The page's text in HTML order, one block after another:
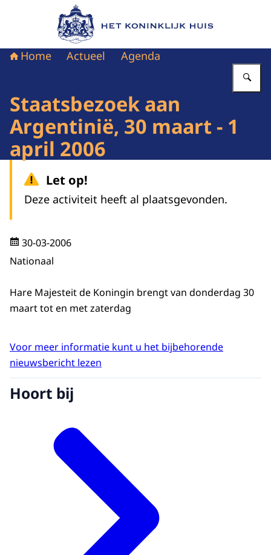
Naar de homepage van Het Koninklijk Huis
Home Actueel Agenda
Staatsbezoek aan
Argentinië, 30 maart - 1
april 2006
Let op!
Deze activiteit heeft al plaatsgevonden.
30-03-2006
Nationaal
Hare Majesteit de Koningin brengt van donderdag 30
maart tot en met zaterdag
Voor meer informatie kunt u het bijbehorende
nieuwsbericht lezen
Hoort bij